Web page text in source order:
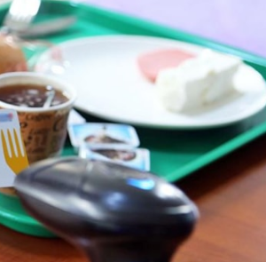
Rekabet Kurumu, Edenred,
ve Setcard'a soruşturma